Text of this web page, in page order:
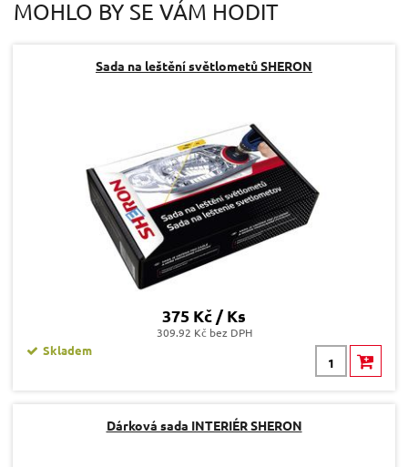
Odeslat dotaz
MOHLO BY SE VÁM HODIT
Sada na leštění světlometů SHERON
375 Kč / Ks
309.92 Kč bez DPH
Skladem
Dárková sada INTERIÉR SHERON